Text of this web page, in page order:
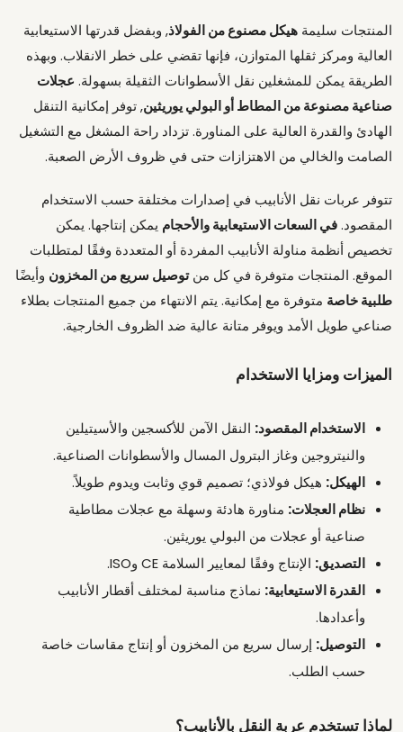
المنتجات سليمة هيكل مصنوع من الفولاذ, وبفضل قدرتها الاستيعابية
العالية ومركز ثقلها المتوازن، فإنها تقضي على خطر الانقلاب. وبهذه
الطريقة يمكن للمشغلين نقل الأسطوانات الثقيلة بسهولة. عجلات
صناعية مصنوعة من المطاط أو البولي يوريثين, توفر إمكانية التنقل
الهادئ والقدرة العالية على المناورة. تزداد راحة المشغل مع التشغيل
الصامت والخالي من الاهتزازات حتى في ظروف الأرض الصعبة.
تتوفر عربات نقل الأنابيب في إصدارات مختلفة حسب الاستخدام
المقصود.في السعات الاستيعابية والأحجام يمكن إنتاجها. يمكن
تخصيص أنظمة مناولة الأنابيب المفردة أو المتعددة وفقًا لمتطلبات
الموقع. المنتجات متوفرة في كل منتوصيل سريع من المخزون وأيضًا
طلبية خاصة متوفرة مع إمكانية. يتم الانتهاء من جميع المنتجات بطلاء
صناعي طويل الأمد ويوفر متانة عالية ضد الظروف الخارجية.
الميزات ومزايا الاستخدام
الاستخدام المقصود: النقل الآمن للأكسجين والأسيتيلين
والنيتروجين وغاز البترول المسال والأسطوانات الصناعية.
الهيكل: هيكل فولاذي؛ تصميم قوي وثابت ويدوم طويلاً.
نظام العجلات: مناورة هادئة وسهلة مع عجلات مطاطية
صناعية أو عجلات من البولي يوريثين.
التصديق: الإنتاج وفقًا لمعايير السلامة CE وISO.
القدرة الاستيعابية: نماذج مناسبة لمختلف أقطار الأنابيب
وأعدادها.
التوصيل: إرسال سريع من المخزون أو إنتاج مقاسات خاصة
حسب الطلب.
لماذا تستخدم عربة النقل بالأنابيب؟